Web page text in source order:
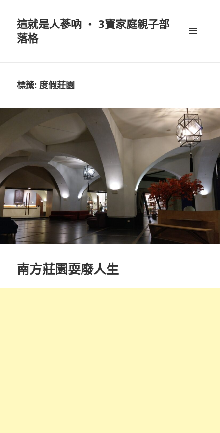
這就是人蔘吶 ‧ 3寶家庭親子部
落格
標籤: 度假莊園
南方莊園耍廢人生